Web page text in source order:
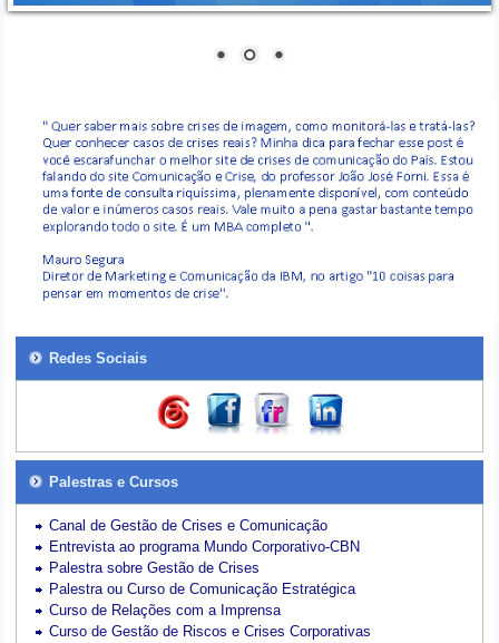
Redes Sociais
Palestras e Cursos
Canal de Gestão de Crises e Comunicação
Entrevista ao programa Mundo Corporativo-CBN
Palestra sobre Gestão de Crises
Palestra ou Curso de Comunicação Estratégica
Curso de Relações com a Imprensa
Curso de Gestão de Riscos e Crises Corporativas